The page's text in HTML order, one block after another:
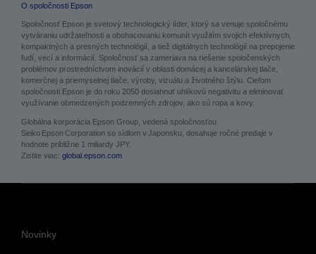
O spoločnosti Epson
Spoločnosť Epson je svetový technologický líder, ktorý sa venuje spoločnému
vytváraniu udržateľnosti a obohacovaniu komunít využitím svojich efektívnych,
kompaktných a presných technológií, a tiež digitálnych technológií na prepojenie
ľudí, vecí a informácií. Spoločnosť sa zameriava na riešenie spoločenských
problémov prostredníctvom inovácií v oblasti domácej a kancelárskej tlače,
komerčnej a priemyselnej tlače, výroby, vizuálu a životného štýlu. Cieľom
spoločnosti Epson je do roku 2050 dosiahnuť uhlíkovú negativitu a eliminovať
využívanie obmedzených podzemných zdrojov, ako sú ropa a kovy.
Globálna korporácia Epson Group, vedená spoločnosťou
Seiko Epson Corporation so sídlom v Japonsku, dosahuje ročné predaje v
hodnote približne 1 miliardy JPY.
Zistite viac: global.epson.com
Novinky